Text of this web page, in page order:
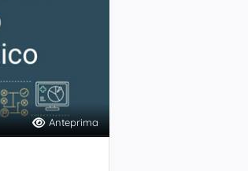
Anteprima